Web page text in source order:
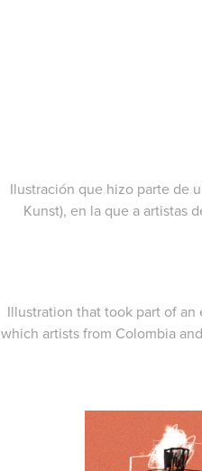
Ilustración que hizo parte de
Kunst), en la que a artistas
Illustration that took part of an
which artists from Colombia